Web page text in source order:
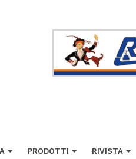
PRODOTTI RIVISTA